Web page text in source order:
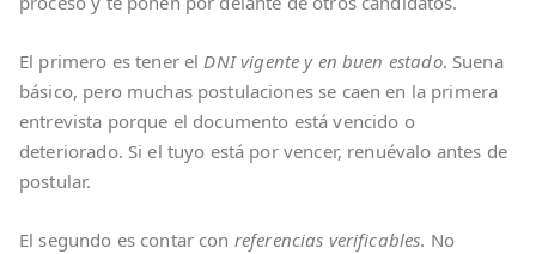
El primero es tener elDNI vigente y en buen estado. Suena
básico, pero muchas postulaciones se caen en la primera
entrevista porque el documento está vencido o
deteriorado. Si el tuyo está por vencer, renuévalo antes de
postular.
El segundo es contar con referencias verificables. No